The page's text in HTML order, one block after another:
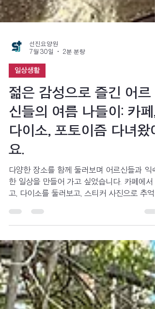
선진요양원
7월 30일
일상생활
젊은 감성으로 즐긴 어르
신들의 여름 나들이: 카페,
다이소, 포토이즘 다녀왔
요.
다양한 장소를 함께 둘러보며 어르신들과 익숙
고, 다이소를 둘러보고, 스티커 사진으로 추억
남기며 어르신들과 함께한 여름 나들이. 평범
니다.